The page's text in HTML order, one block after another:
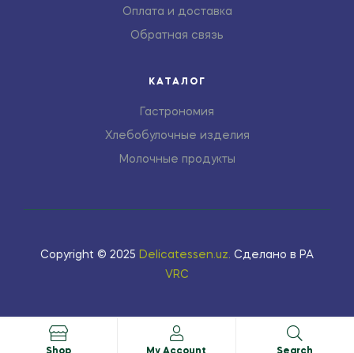
Оплата и доставка
Обратная связь
КАТАЛОГ
Гастрономия
Хлебобулочные изделия
Молочные продукты
Copyright © 2025 Delicatessen.uz. Сделано в РА
VRC